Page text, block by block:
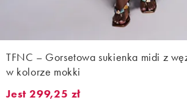
TFNC – Gorsetowa sukienka midi z
w kolorze mokki
Jest 299,25 zł. Najlepsza cena od 30 dni
Jest 299,25 zł